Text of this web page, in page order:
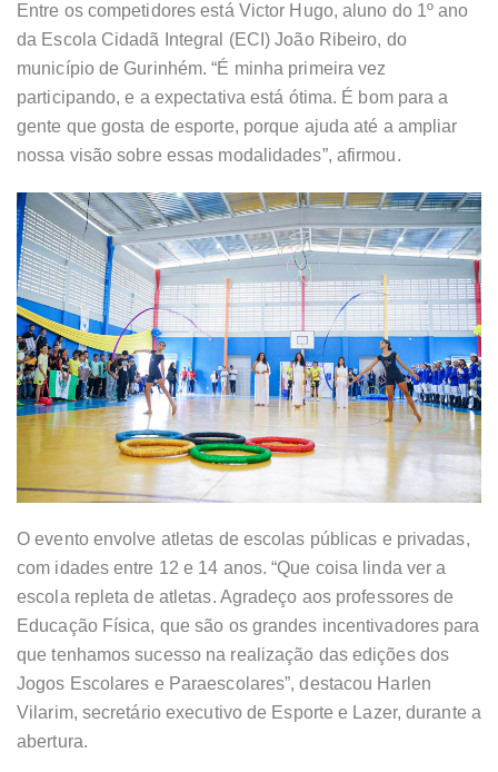
Entre os competidores está Victor Hugo, aluno do 1º ano
da Escola Cidadã Integral (ECI) João Ribeiro, do
município de Gurinhém. “É minha primeira vez
participando, e a expectativa está ótima. É bom para a
gente que gosta de esporte, porque ajuda até a ampliar
nossa visão sobre essas modalidades”, afirmou.
O evento envolve atletas de escolas públicas e privadas,
com idades entre 12 e 14 anos. “Que coisa linda ver a
escola repleta de atletas. Agradeço aos professores de
Educação Física, que são os grandes incentivadores para
que tenhamos sucesso na realização das edições dos
Jogos Escolares e Paraescolares”, destacou Harlen
Vilarim, secretário executivo de Esporte e Lazer, durante a
abertura.